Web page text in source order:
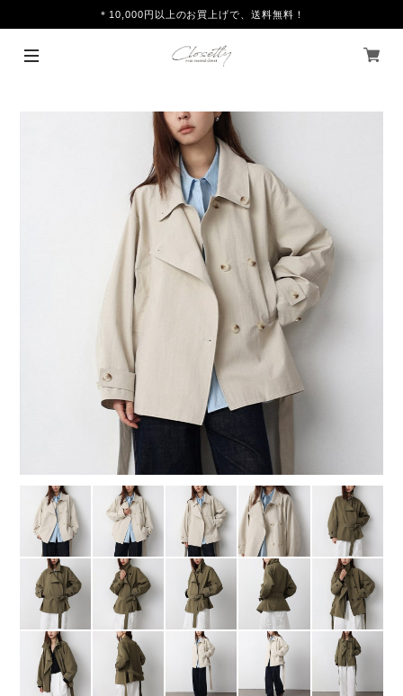
＊10,000円以上のお買上げで、送料無料！